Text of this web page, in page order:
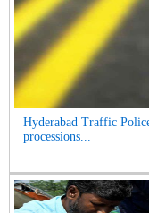
Hyderabad Traffic
processions...